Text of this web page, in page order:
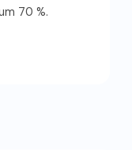
70 %.